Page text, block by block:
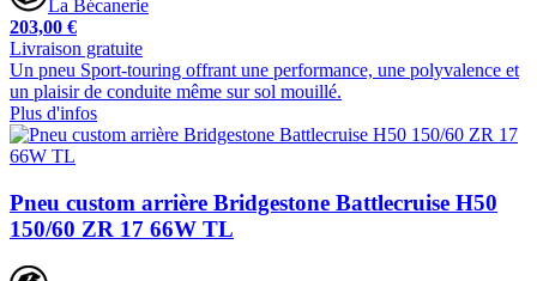
La Bécanerie
203,00 €
Livraison gratuite
Un pneu Sport-touring offrant une performance, une polyvalence et
un plaisir de conduite même sur sol mouillé.
Plus d'infos
Pneu custom arrière Bridgestone Battlecruise H50
150/60 ZR 17 66W TL